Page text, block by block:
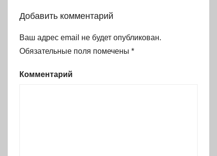
Добавить комментарий
Ваш адрес email не будет опубликован.
Обязательные поля помечены *
Комментарий